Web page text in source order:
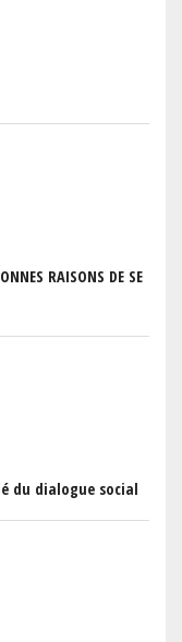
RAISONS DE SE
du dialogue social